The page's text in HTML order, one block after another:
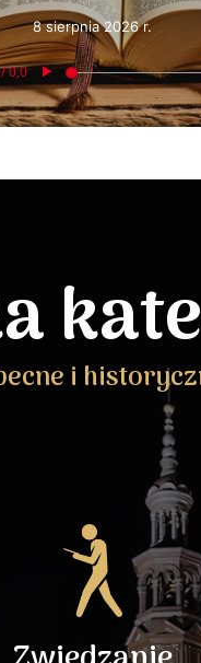
8 sierpnia 2026 r.
i